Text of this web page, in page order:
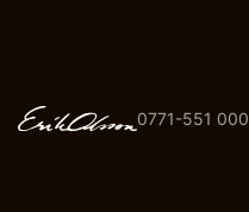
0771-551 000